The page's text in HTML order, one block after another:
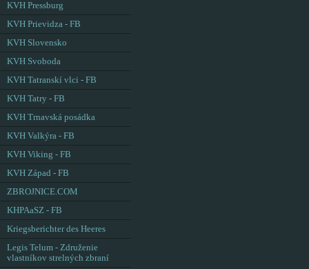
KVH Pressburg
KVH Prievidza - FB
KVH Slovensko
KVH Svoboda
KVH Tatranskí vlci - FB
KVH Tatry - FB
KVH Trnavská posádka
KVH Valkýra - FB
KVH Viking - FB
KVH Západ - FB
ZBROJNICE.COM
KHPAaSZ - FB
Kriegsberichter des Heeres
Legis Telum - Združenie
vlastníkov strelných zbraní